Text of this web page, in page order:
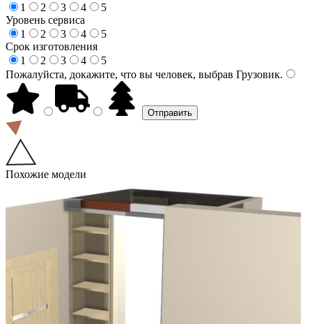
1
2 3 4
5
Уровень сервиса
1
2 3 4
5
Срок изготовления
1
2 3 4
5
Пожалуйста, докажите, что вы человек, выбрав Грузовик.
Похожие модели